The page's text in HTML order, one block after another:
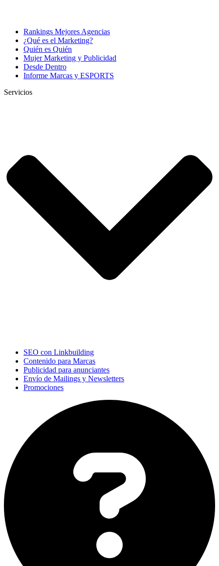
Rankings Mejores Agencias
¿Qué es el Marketing?
Quién es Quién
Mujer Marketing y Publicidad
Desde Dentro
Informe Marcas y ESPORTS
Servicios
SEO con Linkbuilding
Contenido para Marcas
Publicidad para anunciantes
Envío de Mailings y Newsletters
Promociones